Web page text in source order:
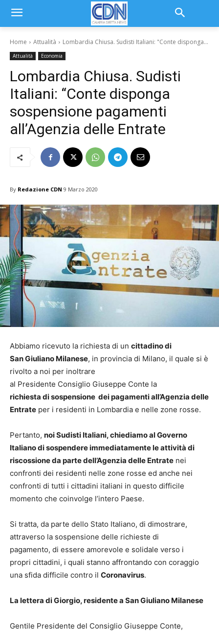
Home Attualità Lombardia Chiusa. Sudisti Italiani: "Conte disponga...
Attualità Economia
Lombardia Chiusa. Sudisti
Italiani: “Conte disponga
sospensione pagamenti
all’Agenzia delle Entrate
By Redazione CDN 9 Marzo 2020
Abbiamo ricevuto la richiesta di un cittadino di
San Giuliano Milanese, in provincia di Milano, il quale si è
rivolto a noi per inoltrare
al Presidente Consiglio Giuseppe Conte la
richiesta di sospensione dei pagamenti all’Agenzia delle
Entrate per i residenti in Lombardia e nelle zone rosse.
Pertanto, noi Sudisti Italiani, chiediamo al Governo
Italiano di sospendere immediatamente le attività di
riscossione da parte dell’Agenzia delle Entrate nei
confronti dei residenti nelle zone rosse ed anche nei
confronti di tutti i cittadini italiani in questo difficile
momento che coinvolge l’intero Paese.
Si tratta, da parte dello Stato Italiano, di dimostrare,
attraverso la sospensione delle richieste di
pagamento, di essere amorevole e solidale verso i
propri cittadini, i quali stanno affrontando con coraggio
una sfida difficile contro il Coronavirus.
La lettera di Giorgio, residente a San Giuliano Milanese
Gentile Presidente del Consiglio Giuseppe Conte,